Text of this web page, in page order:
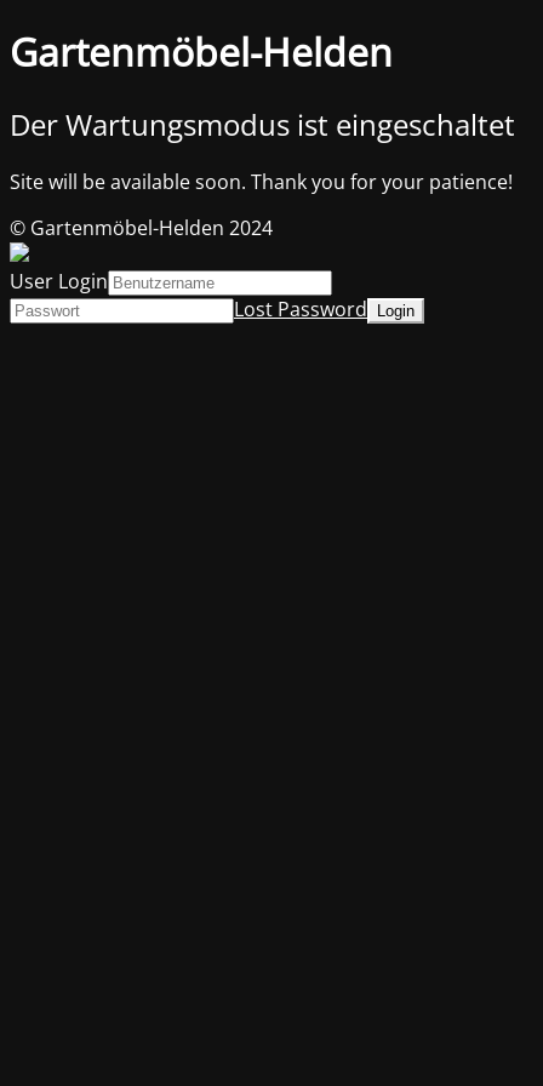
Gartenmöbel-Helden
Der Wartungsmodus ist eingeschaltet
Site will be available soon. Thank you for your patience!
© Gartenmöbel-Helden 2024
User Login
Lost Password